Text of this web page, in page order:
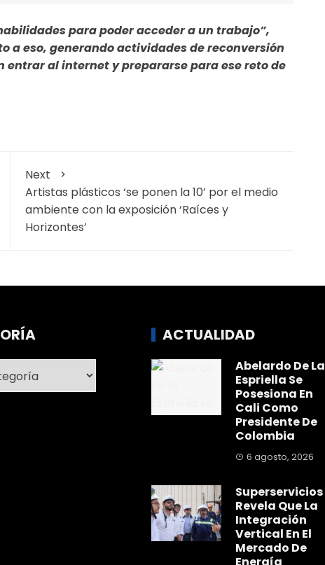
para poder acceder a un trabajo”,
a eso, generando actividades de reconversión
entrar al internet y prepararse para ese reto de
Next
Artistas plásticos ‘se ponen la 10’ por el medio
ambiente con la exposición ‘Raíces y
Horizontes’
ACTUALIDAD
Abelardo De La
Espriella Se
Posesiona En
Cali Como
Presidente De
Colombia
6 agosto, 2026
Superservicios
Revela Que La
Integración
Vertical En El
Mercado De